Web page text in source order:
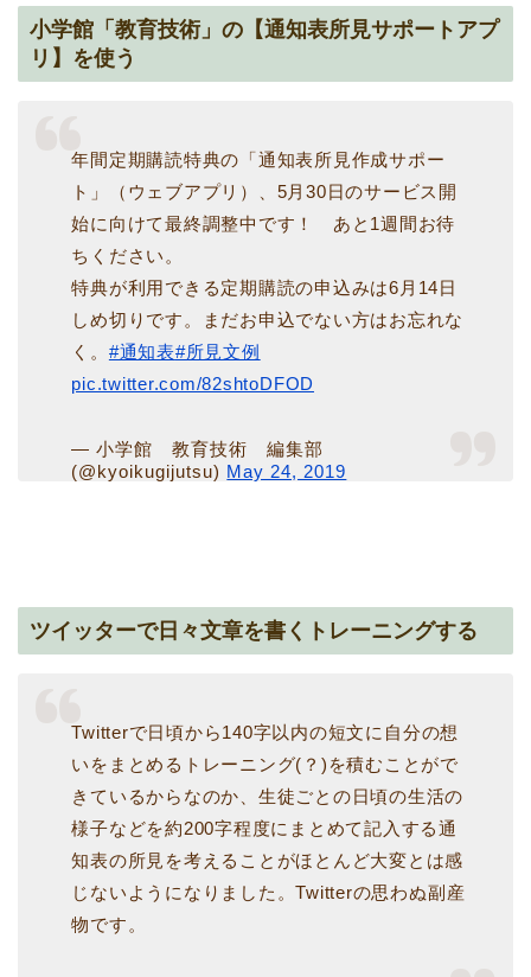
小学館「教育技術」の【通知表所見サポートアプ
リ】を使う
年間定期購読特典の「通知表所見作成サポー
ト」（ウェブアプリ）、5月30日のサービス開
始に向けて最終調整中です！ あと1週間お待
ちください。
特典が利用できる定期購読の申込みは6月14日
しめ切りです。まだお申込でない方はお忘れな
く。 #通知表#所見文例
pic.twitter.com/82shtoDFOD
— 小学館 教育技術 編集部
(@kyoikugijutsu) May 24, 2019
ツイッターで日々文章を書くトレーニングする
Twitterで日頃から140字以内の短文に自分の想
いをまとめるトレーニング(？)を積むことがで
きているからなのか、生徒ごとの日頃の生活の
様子などを約200字程度にまとめて記入する通
知表の所見を考えることがほとんど大変とは感
じないようになりました。Twitterの思わぬ副産
物です。